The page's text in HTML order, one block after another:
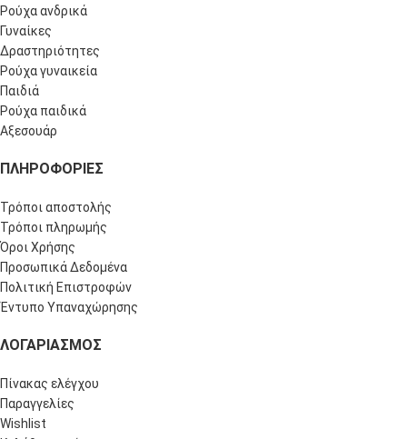
Ρούχα ανδρικά
Γυναίκες
Δραστηριότητες
Ρούχα γυναικεία
Παιδιά
Ρούχα παιδικά
Αξεσουάρ
ΠΛΗΡΟΦΟΡΊΕΣ
Τρόποι αποστολής
Τρόποι πληρωμής
Όροι Χρήσης
Προσωπικά Δεδομένα
Πολιτική Επιστροφών
Έντυπο Υπαναχώρησης
ΛΟΓΑΡΙΑΣΜΌΣ
Πίνακας ελέγχου
Παραγγελίες
Wishlist